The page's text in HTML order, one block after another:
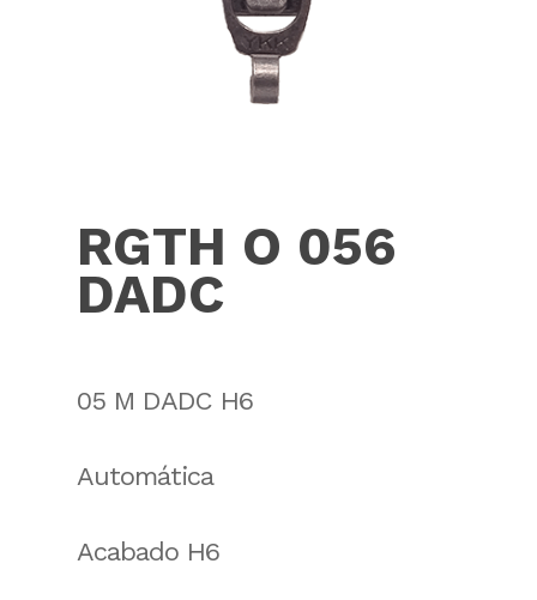
RGTH O 056
DADC
05 M DADC H6
Automática
Acabado H6